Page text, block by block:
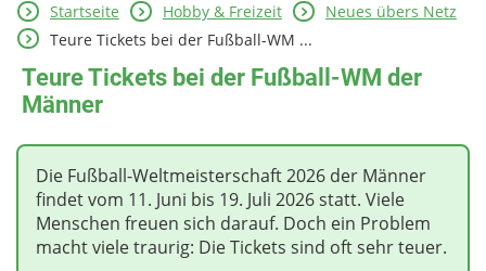
Spiel & Spaß
Mitreden & Mitmachen
Startseite Hobby & Freizeit
Neues übers Netz
Teure Tickets bei der Fußball-WM ...
Teure Tickets bei der Fußball-WM der
Männer
Die Fußball-Weltmeisterschaft 2026 der Männer
findet vom 11. Juni bis 19. Juli 2026 statt. Viele
Menschen freuen sich darauf. Doch ein Problem
macht viele traurig: Die Tickets sind oft sehr teuer.